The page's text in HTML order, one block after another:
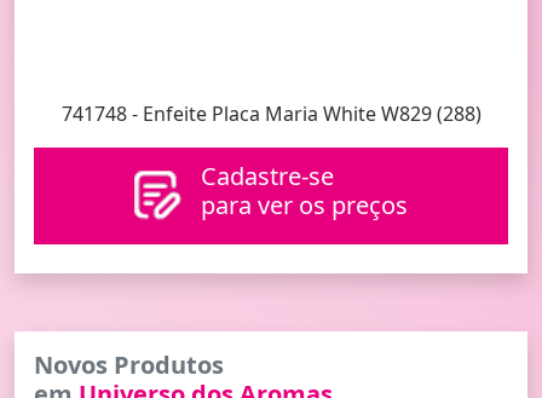
741748 - Enfeite Placa Maria White W829 (288)
Cadastre-se
para ver os preços
Novos Produtos